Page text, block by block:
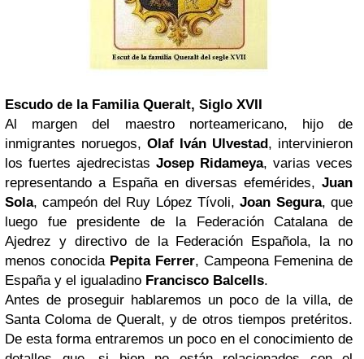
Escudo de la Familia Queralt, Siglo XVII
Al margen del maestro norteamericano, hijo de
inmigrantes noruegos, Olaf Iván Ulvestad, intervinieron
los fuertes ajedrecistas Josep Ridameya, varias veces
representando a España en diversas efemérides, Juan
Sola, campeón del Ruy López Tívoli,Joan Segura, que
luego fue presidente de la Federación Catalana de
Ajedrez y directivo de la Federación Española, la no
menos conocida Pepita Ferrer, Campeona Femenina de
España y el igualadino Francisco Balcells.
Antes de proseguir hablaremos un poco de la villa, de
Santa Coloma de Queralt, y de otros tiempos pretéritos.
De esta forma entraremos un poco en el conocimiento de